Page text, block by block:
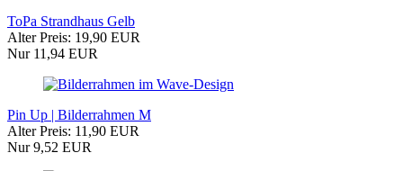
ToPa Strandhaus Gelb
Alter Preis: 19,90 EUR
Nur 11,94 EUR
Pin Up | Bilderrahmen M
Alter Preis: 11,90 EUR
Nur 9,52 EUR